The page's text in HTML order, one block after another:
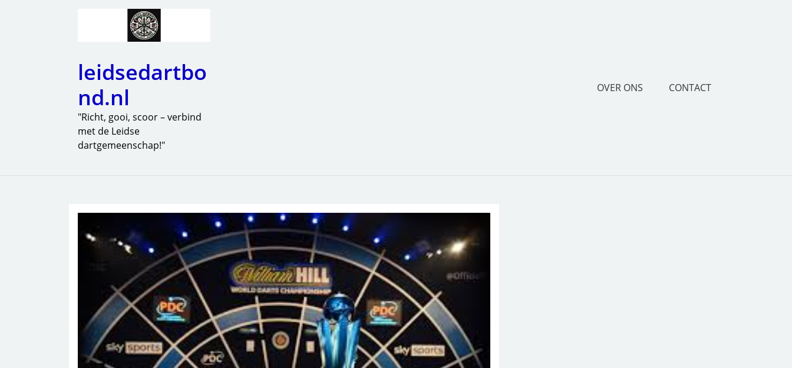
leidsedartbo
nd.nl
"Richt, gooi, scoor – verbind
met de Leidse
dartgemeenschap!"
OVER ONS CONTACT